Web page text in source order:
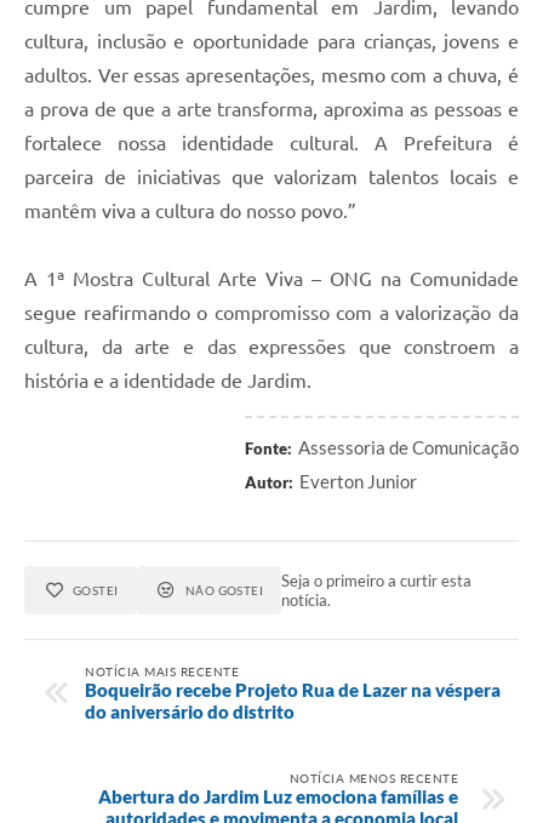
cumpre um papel fundamental em Jardim, levando
cultura, inclusão e oportunidade para crianças, jovens e
adultos. Ver essas apresentações, mesmo com a chuva, é
a prova de que a arte transforma, aproxima as pessoas e
fortalece nossa identidade cultural. A Prefeitura é
parceira de iniciativas que valorizam talentos locais e
mantêm viva a cultura do nosso povo.”
A 1ª Mostra Cultural Arte Viva – ONG na Comunidade
segue reafirmando o compromisso com a valorização da
cultura, da arte e das expressões que constroem a
história e a identidade de Jardim.
Fonte: Assessoria de Comunicação
Autor: Everton Junior
GOSTEI NÃO GOSTEI
Seja o primeiro a curtir esta
notícia.
NOTÍCIA MAIS RECENTE
Boqueirão recebe Projeto Rua de Lazer na véspera
do aniversário do distrito
NOTÍCIA MENOS RECENTE
Abertura do Jardim Luz emociona famílias e
autoridades e movimenta a economia local